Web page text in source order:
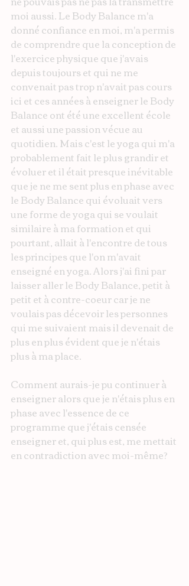
moi aussi. Le Body Balance m'a
donné confiance en moi, m'a permis
de comprendre que la conception de
l'exercice physique que j'avais
depuis toujours et qui ne me
convenait pas trop n'avait pas cours
ici et ces années à enseigner le Body
Balance ont été une excellent école
et aussi une passion vécue au
quotidien. Mais c'est le yoga qui m'a
probablement fait le plus grandir et
évoluer et il était presque inévitable
que je ne me sent plus en phase avec
le Body Balance qui évoluait vers
une forme de yoga qui se voulait
similaire à ma formation et qui
pourtant, allait à l'encontre de tous
les principes que l'on m'avait
enseigné en yoga. Alors j'ai fini par
laisser aller le Body Balance, petit à
petit et à contre-coeur car je ne
voulais pas décevoir les personnes
qui me suivaient mais il devenait de
plus en plus évident que je n'étais
plus à ma place.
Comment aurais-je pu continuer à
enseigner alors que je n'étais plus en
phase avec l'essence de ce
programme que j'étais censée
enseigner et, qui plus est, me mettait
en contradiction avec moi-même?